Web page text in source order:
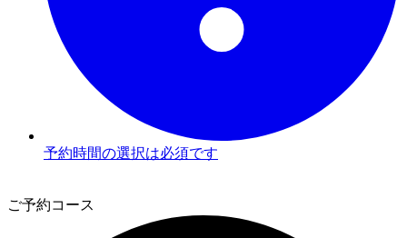
予約時間の選択は必須です
ご予約コース